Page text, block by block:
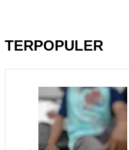
TERPOPULER